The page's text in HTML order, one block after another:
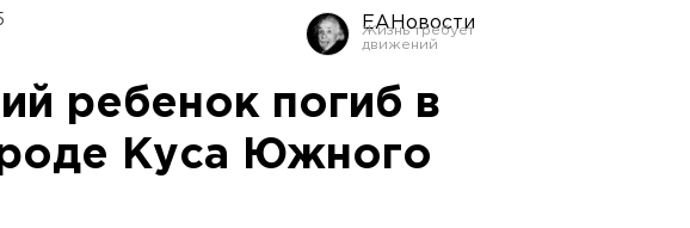
ЕАНовости
ребенок погиб в
Куса Южного